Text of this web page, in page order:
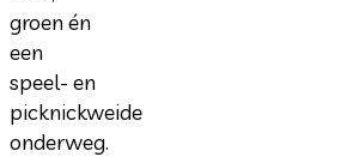
groen én
een
speel- en
picknickweide
onderweg.